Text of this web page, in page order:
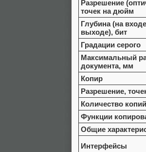
Разрешение
точек на дюйм
Глубина (на
выходе), бит
Градации серого
Максимальный
документа, мм
Копир
Разрешение,
Количество
Функции
Общие
Интерфейсы